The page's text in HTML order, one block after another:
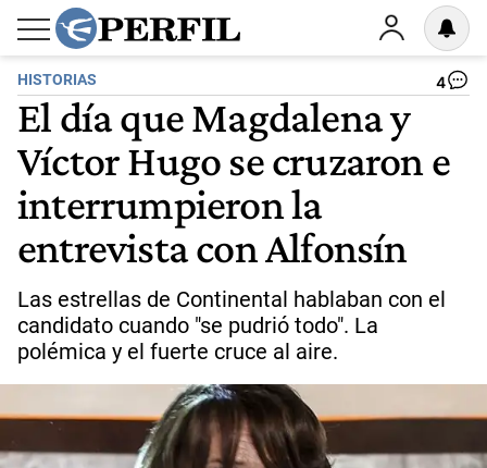
HISTORIAS 4
El día que Magdalena y
Víctor Hugo se cruzaron e
interrumpieron la
entrevista con Alfonsín
Las estrellas de Continental hablaban con el
candidato cuando "se pudrió todo". La
polémica y el fuerte cruce al aire.